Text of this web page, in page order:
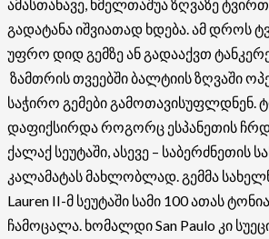
ამასთანავე, ხმელთაშუა ზღვაზე
გადატანა იშვიათად ხდება. ამ დროს
უფრო დიდ გემზე ან გადააქვთ
ზამთრის თვეებში ბალტიის ზღვაში
საჭირო გემები გამოთავისუფლდნენ.
დაფიქსირდა როგორც ესპანეთის
ქალაქ სეუტაში, ასევე – საბერძნეთის
კალამატას მახლობლად. გემმა
Lauren II-მ სეუტაში სამი 100 ათას
ჩამოცალა. ხომალდი San Paulo კი